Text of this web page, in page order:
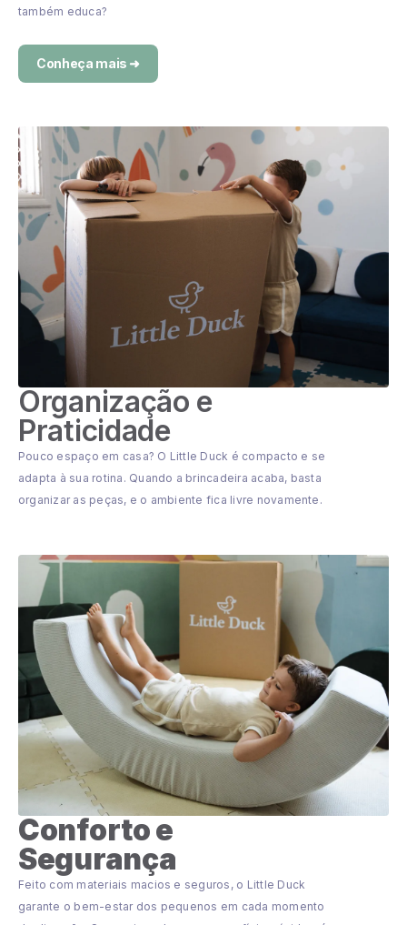
também educa?
Conheça mais ➜
Organização e
Praticidade
Pouco espaço em casa? O Little Duck é compacto e se
adapta à sua rotina. Quando a brincadeira acaba, basta
organizar as peças, e o ambiente fica livre novamente.
Conforto e
Segurança
Feito com materiais macios e seguros, o Little Duck
garante o bem-estar dos pequenos em cada momento